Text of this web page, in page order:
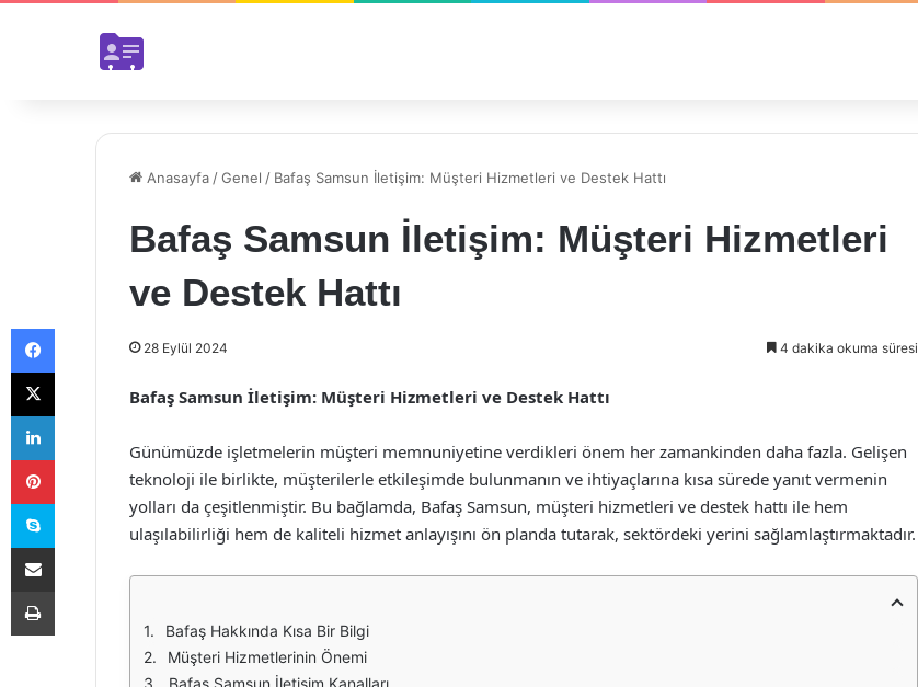
Anasayfa /Genel / Bafaş Samsun İletişim: Müşteri Hizmetleri ve Destek Hattı
Bafaş Samsun İletişim: Müşteri Hizmetleri
ve Destek Hattı
28 Eylül 2024 4 dakika okuma süresi
Bafaş Samsun İletişim: Müşteri Hizmetleri ve Destek Hattı
Günümüzde işletmelerin müşteri memnuniyetine verdikleri önem her zamankinden daha fazla. Gelişen
teknoloji ile birlikte, müşterilerle etkileşimde bulunmanın ve ihtiyaçlarına kısa sürede yanıt vermenin
yolları da çeşitlenmiştir. Bu bağlamda, Bafaş Samsun, müşteri hizmetleri ve destek hattı ile hem
ulaşılabilirliği hem de kaliteli hizmet anlayışını ön planda tutarak, sektördeki yerini sağlamlaştırmaktadır.
Bafaş Hakkında Kısa Bir Bilgi
Müşteri Hizmetlerinin Önemi
Bafaş Samsun İletişim Kanalları
Facebook
X
LinkedIn
Pinterest
Skype
E-Posta ile paylaş